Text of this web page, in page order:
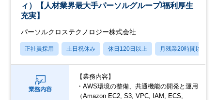
ィ）【人材業界最大手パーソルグループ/福利厚生
充実】
パーソルクロステクノロジー株式会社
正社員採用 土日祝休み 休日120日以上 月残業20時間以内
業務内容
【業務内容】
・AWS環境の整備、共通機能の開発と運用
（Amazon EC2, S3, VPC, IAM, ECS,